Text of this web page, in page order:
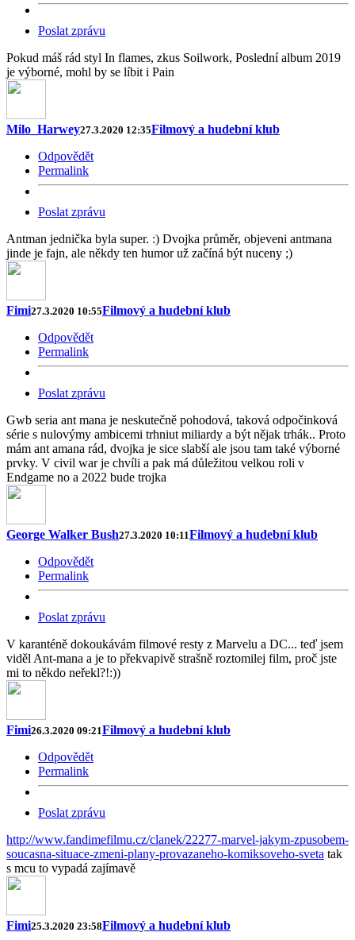
Poslat zprávu
Pokud máš rád styl In flames, zkus Soilwork, Poslední album 2019
je výborné, mohl by se líbit i Pain
Milo_Harwey27.3.2020 12:35Filmový a hudební klub
Odpovědět
Permalink
Poslat zprávu
Antman jednička byla super. :) Dvojka průměr, objeveni antmana
jinde je fajn, ale někdy ten humor už začíná být nuceny ;)
Fimi27.3.2020 10:55Filmový a hudební klub
Odpovědět
Permalink
Poslat zprávu
Gwb seria ant mana je neskutečně pohodová, taková odpočinková
série s nulovýmy ambicemi trhniut miliardy a být nějak trhák.. Proto
mám ant amana rád, dvojka je sice slabší ale jsou tam také výborné
prvky. V civil war je chvíli a pak má důležitou velkou roli v
Endgame no a 2022 bude trojka
George Walker Bush27.3.2020 10:11Filmový a hudební klub
Odpovědět
Permalink
Poslat zprávu
V karanténě dokoukávám filmové resty z Marvelu a DC... teď jsem
viděl Ant-mana a je to překvapivě strašně roztomilej film, proč jste
mi to někdo neřekl?!:))
Fimi26.3.2020 09:21Filmový a hudební klub
Odpovědět
Permalink
Poslat zprávu
http://www.fandimefilmu.cz/clanek/22277-marvel-jakym-zpusobem-
soucasna-situace-zmeni-plany-provazaneho-komiksoveho-sveta tak
s mcu to vypadá zajímavě
Fimi25.3.2020 23:58Filmový a hudební klub